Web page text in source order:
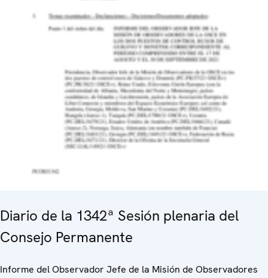
Diario de la 1342ª Sesión plenaria del
Consejo Permanente
Informe del Observador Jefe de la Misión de Observadores